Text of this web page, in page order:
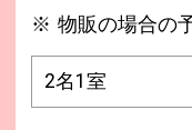
物販の場合の